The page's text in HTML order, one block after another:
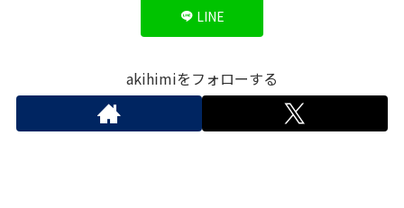
LINE
akihimiをフォローする